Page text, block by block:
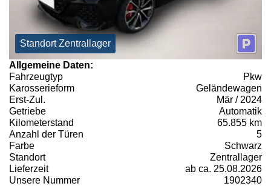
Standort Zentrallager
Allgemeine Daten:
Fahrzeugtyp
Pkw
Karosserieform
Geländewagen
Erst-Zul.
Mär / 2024
Getriebe
Automatik
Kilometerstand
65.855 km
Anzahl der Türen
5
Farbe
Schwarz
Standort
Zentrallager
Lieferzeit
ab ca. 25.08.2026
Unsere Nummer
1902340